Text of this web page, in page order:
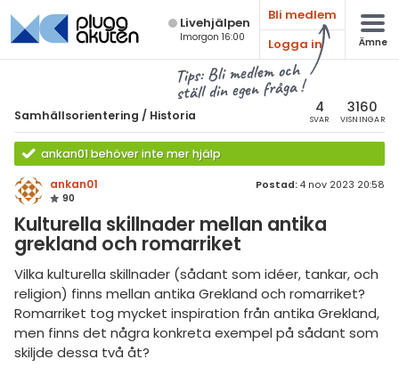
Live­hjälpen
Imorgon 16:00
Bli medlem
Logga in
Ämne
Tips: Bli medlem och
ställ din egen fråga !
Samhällsorientering / Historia 4
SVAR
3160
VISNINGAR
ankan01 behöver inte mer hjälp
ankan01
90
Postad: 4 nov 2023 20:58
Kulturella skillnader mellan antika
grekland och romarriket
Vilka kulturella skillnader (sådant som idéer, tankar, och
religion) finns mellan antika Grekland och romarriket?
Romarriket tog mycket inspiration från antika Grekland,
men finns det några konkreta exempel på sådant som
skiljde dessa två åt?
& Bygg
språk
Alla ämnen
Alla trådar
Samhällsorientering
Historia
Alla trådar
Gymnasium
Universitet
Allmänna diskussioner
Livehjälpen